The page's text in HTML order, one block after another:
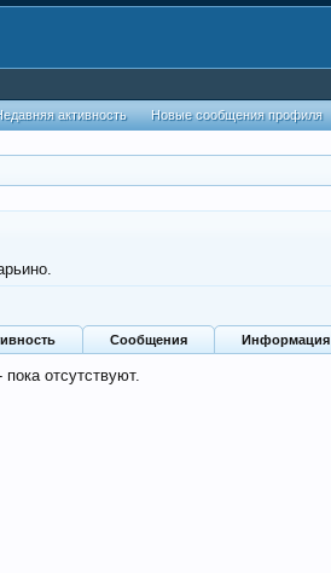
Сообщения Информация
отсутствуют.
активность Новые сообщения профиля